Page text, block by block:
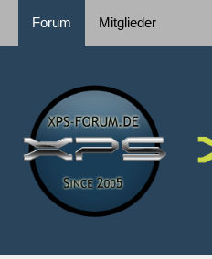
Forum Mitglieder